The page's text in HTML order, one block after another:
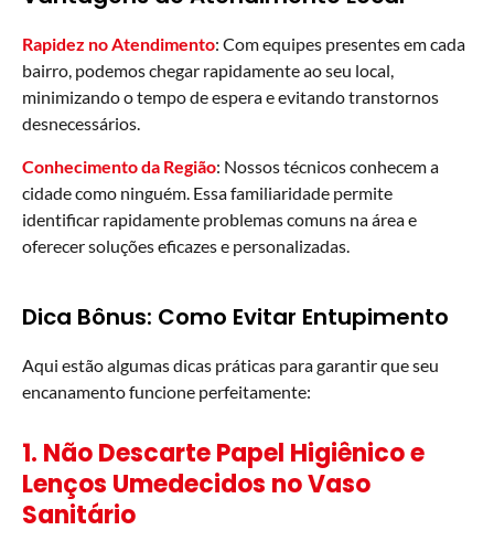
Rapidez no Atendimento: Com equipes presentes em cada
bairro, podemos chegar rapidamente ao seu local,
minimizando o tempo de espera e evitando transtornos
desnecessários.
Conhecimento da Região: Nossos técnicos conhecem a
cidade como ninguém. Essa familiaridade permite
identificar rapidamente problemas comuns na área e
oferecer soluções eficazes e personalizadas.
Dica Bônus: Como Evitar Entupimento
Aqui estão algumas dicas práticas para garantir que seu
encanamento funcione perfeitamente:
1. Não Descarte Papel Higiênico e
Lenços Umedecidos no Vaso
Sanitário